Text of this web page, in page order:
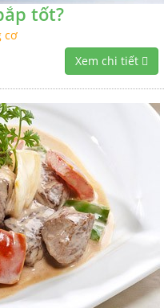
tốt?
cơ
Xem chi tiết